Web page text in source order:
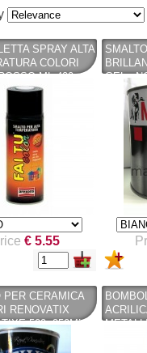
SPRAY ALTA
COLORI
ML 400 -
- AREXONS
€ 5.55
GEL -
MEYER
PER CERAMICA
RENOVATIX
500+250ML